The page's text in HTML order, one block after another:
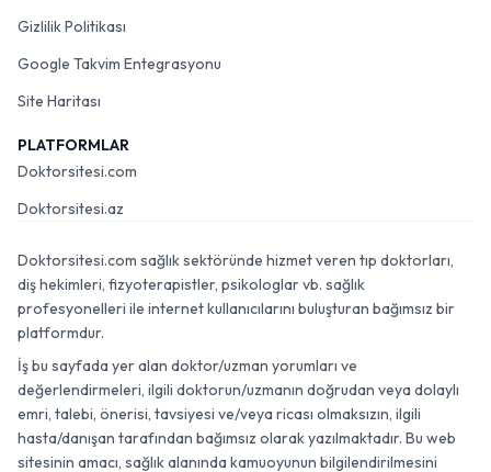
Gizlilik Politikası
Google Takvim Entegrasyonu
Site Haritası
PLATFORMLAR
Doktorsitesi.com
Doktorsitesi.az
Doktorsitesi.com sağlık sektöründe hizmet veren tıp doktorları,
diş hekimleri, fizyoterapistler, psikologlar vb. sağlık
profesyonelleri ile internet kullanıcılarını buluşturan bağımsız bir
platformdur.
İş bu sayfada yer alan doktor/uzman yorumları ve
değerlendirmeleri, ilgili doktorun/uzmanın doğrudan veya dolaylı
emri, talebi, önerisi, tavsiyesi ve/veya ricası olmaksızın, ilgili
hasta/danışan tarafından bağımsız olarak yazılmaktadır. Bu web
sitesinin amacı, sağlık alanında kamuoyunun bilgilendirilmesini